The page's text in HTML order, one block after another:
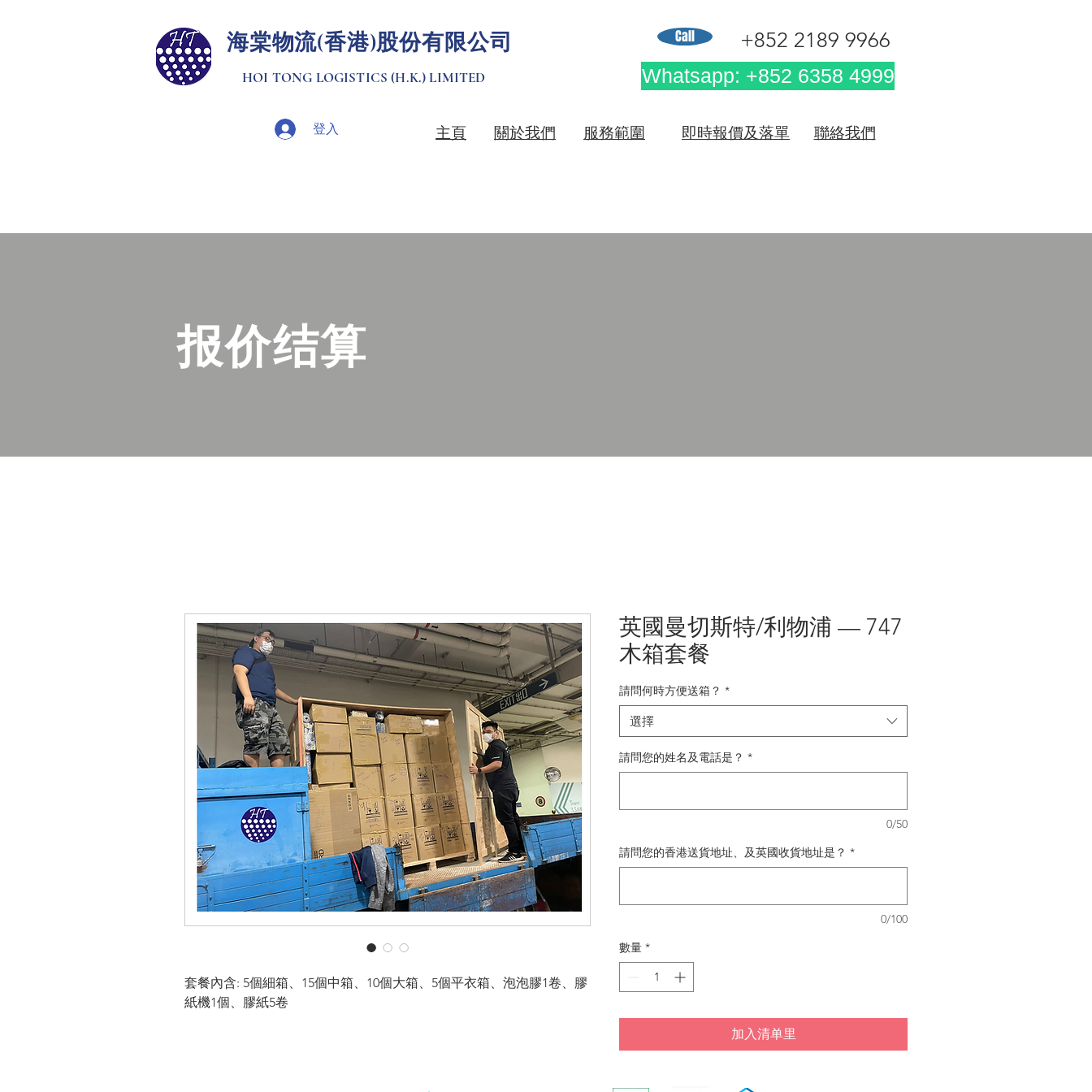
​海棠物流(香港)股份有限公司
HOI TONG LOGISTICS (H.K.) LIMITED
登入 ​主頁 關於我們
Call +852 2189 9966
Whatsapp: +852 6358 4999
服務範圍 即時報價及落單 聯絡我們
报价结算
套餐內含: 5個細箱、15個中箱、10個大箱、5個平衣箱、泡泡膠1卷、膠
紙機1個、膠紙5卷
英國曼切斯特/利物浦 — 747
木箱套餐
請問何時方便送箱？ *
選擇
請問您的姓名及電話是？ *
0/50
請問您的香港送貨地址、及英國收貨地址是？ *
0/100
數量 *
加入清单里